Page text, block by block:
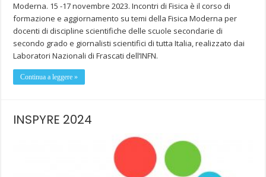
Moderna. 15 -17 novembre 2023. Incontri di Fisica è il corso di
formazione e aggiornamento su temi della Fisica Moderna per
docenti di discipline scientifiche delle scuole secondarie di
secondo grado e giornalisti scientifici di tutta Italia, realizzato dai
Laboratori Nazionali di Frascati dell’INFN.
Continua a leggere »
INSPYRE 2024